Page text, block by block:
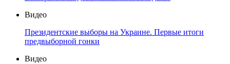
Видео
Президентские выборы на Украине. Первые итоги
предвыборной гонки
Видео